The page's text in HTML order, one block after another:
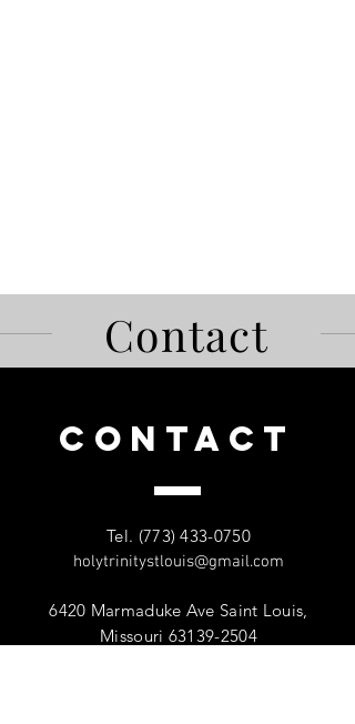
Contact
CONTACT
Tel. (773) 433-0750
holytrinitystlouis@gmail.com
6420 Marmaduke Ave Saint Louis,
Missouri 63139-2504